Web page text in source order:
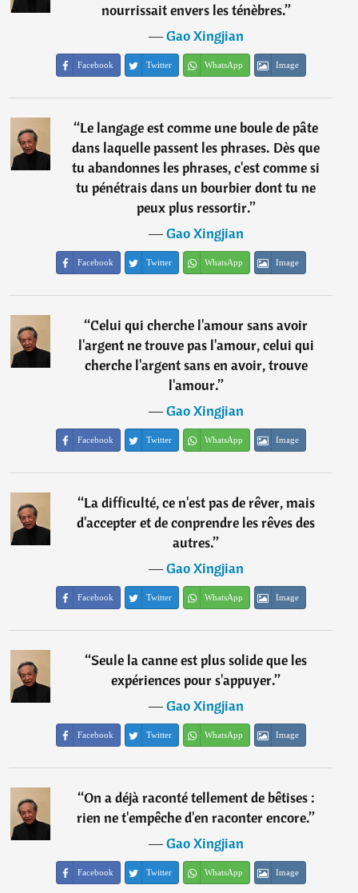
nourrissait envers les ténèbres.”
―Gao Xingjian
Facebook Twitter WhatsApp Image
“Le langage est comme une boule de pâte
dans laquelle passent les phrases. Dès que
tu abandonnes les phrases, c'est comme si
tu pénétrais dans un bourbier dont tu ne
peux plus ressortir.”
―Gao Xingjian
Facebook Twitter WhatsApp Image
“Celui qui cherche l'amour sans avoir
l'argent ne trouve pas l'amour, celui qui
cherche l'argent sans en avoir, trouve
l'amour.”
―Gao Xingjian
Facebook Twitter WhatsApp Image
“La difficulté, ce n'est pas de rêver, mais
d'accepter et de conprendre les rêves des
autres.”
―Gao Xingjian
Facebook Twitter WhatsApp Image
“Seule la canne est plus solide que les
expériences pour s'appuyer.”
―Gao Xingjian
Facebook Twitter WhatsApp Image
“On a déjà raconté tellement de bêtises :
rien ne t'empêche d'en raconter encore.”
―Gao Xingjian
Facebook Twitter WhatsApp Image